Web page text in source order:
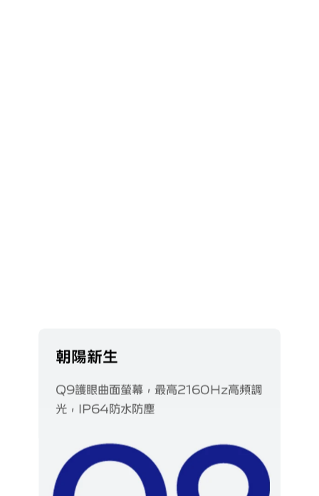
朝陽新生
Q9護眼曲面螢幕，最高2160Hz高頻調
光，IP64防水防塵